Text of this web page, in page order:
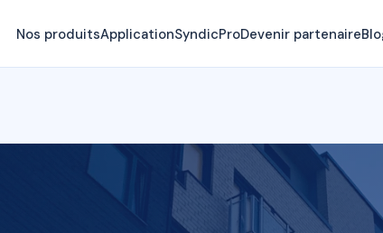
Nos produitsApplicationSyndicProDevenir partenaire